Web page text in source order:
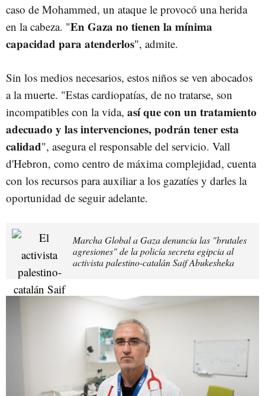
caso de Mohammed, un ataque le provocó una herida
en la cabeza. "En Gaza no tienen la mínima
capacidad para atenderlos", admite.
Sin los medios necesarios, estos niños se ven abocados
a la muerte. "Estas cardiopatías, de no tratarse, son
incompatibles con la vida, así que con un tratamiento
adecuado y las intervenciones, podrán tener esta
calidad", asegura el responsable del servicio. Vall
d'Hebron, como centro de máxima complejidad, cuenta
con los recursos para auxiliar a los gazatíes y darles la
oportunidad de seguir adelante.
Marcha Global a Gaza denuncia las "brutales
agresiones" de la policía secreta egipcia al
activista palestino-catalán Saif Abukesheka